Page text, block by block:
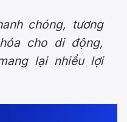
chóng, tương
cho di động,
lại nhiều lợi